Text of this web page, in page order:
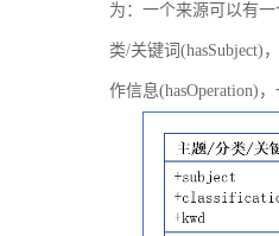
为：一个来源可以有
类/关键词(hasSubject)
作信息(hasOperation)